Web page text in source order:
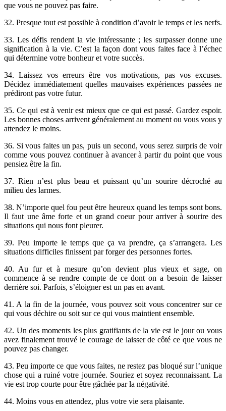
que vous ne pouvez pas faire.
32. Presque tout est possible à condition d’avoir le temps et les nerfs.
33. Les défis rendent la vie intéressante ; les surpasser donne une
signification à la vie. C’est la façon dont vous faites face à l’échec
qui détermine votre bonheur et votre succès.
34. Laissez vos erreurs être vos motivations, pas vos excuses.
Décidez immédiatement quelles mauvaises expériences passées ne
prédiront pas votre futur.
35. Ce qui est à venir est mieux que ce qui est passé. Gardez espoir.
Les bonnes choses arrivent généralement au moment ou vous vous y
attendez le moins.
36. Si vous faites un pas, puis un second, vous serez surpris de voir
comme vous pouvez continuer à avancer à partir du point que vous
pensiez être la fin.
37. Rien n’est plus beau et puissant qu’un sourire décroché au
milieu des larmes.
38. N’importe quel fou peut être heureux quand les temps sont bons.
Il faut une âme forte et un grand coeur pour arriver à sourire des
situations qui nous font pleurer.
39. Peu importe le temps que ça va prendre, ça s’arrangera. Les
situations difficiles finissent par forger des personnes fortes.
40. Au fur et à mesure qu’on devient plus vieux et sage, on
commence à se rendre compte de ce dont on a besoin de laisser
derrière soi. Parfois, s’éloigner est un pas en avant.
41. A la fin de la journée, vous pouvez soit vous concentrer sur ce
qui vous déchire ou soit sur ce qui vous maintient ensemble.
42. Un des moments les plus gratifiants de la vie est le jour ou vous
avez finalement trouvé le courage de laisser de côté ce que vous ne
pouvez pas changer.
43. Peu importe ce que vous faites, ne restez pas bloqué sur l’unique
chose qui a ruiné votre journée. Souriez et soyez reconnaissant. La
vie est trop courte pour être gâchée par la négativité.
44. Moins vous en attendez, plus votre vie sera plaisante.